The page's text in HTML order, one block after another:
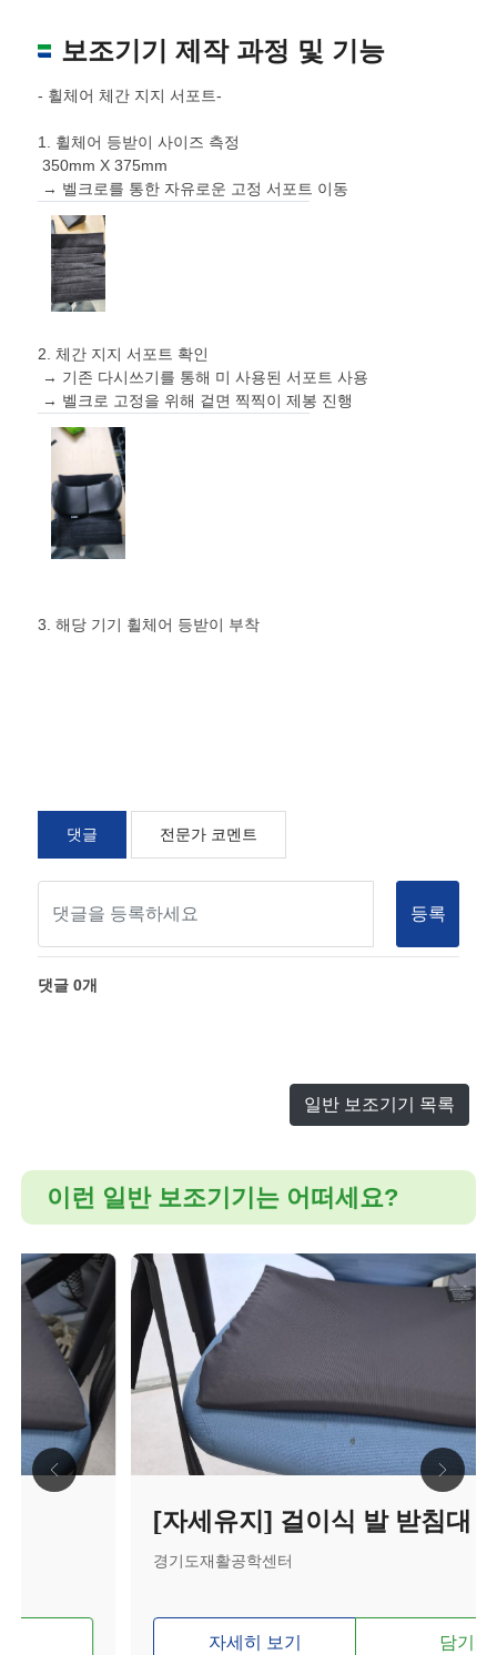
보조기기 제작 과정 및 기능
- 휠체어 체간 지지 서포트-
1. 휠체어 등받이 사이즈 측정
350mm X 375mm
→ 벨크로를 통한 자유로운 고정 서포트 이동
2. 체간 지지 서포트 확인
→ 기존 다시쓰기를 통해 미 사용된 서포트 사용
→ 벨크로 고정을 위해 겉면 찍찍이 제봉 진행
3. 해당 기기 휠체어 등받이 부착
댓글 전문가 코멘트
등록
댓글0개
일반 보조기기 목록
이런 일반 보조기기는 어떠세요?
[자세유지] 걸이식 발 받침대
경기도재활공학센터